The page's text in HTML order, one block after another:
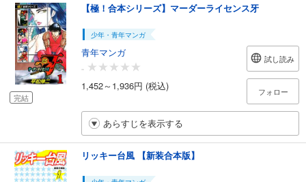
完結
【極！合本シリーズ】マーダーライセンス牙
少年・青年マンガ
青年マンガ
-
1,452～1,936円 (税込)
試し読み
フォロー
あらすじを表示する
リッキー台風 【新装合本版】